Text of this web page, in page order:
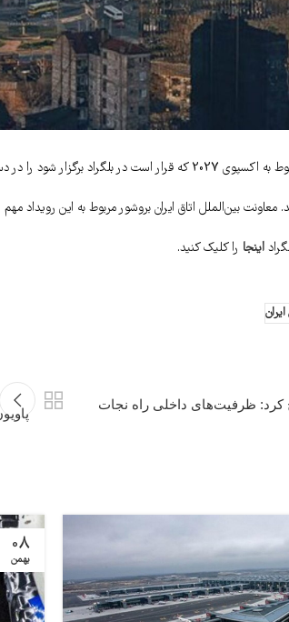
شود را در دسترس قرار داده است.
اینجا را کلیک کنید.
کرد: ظرفیت‌های داخلی راه نجات
08
بهمن